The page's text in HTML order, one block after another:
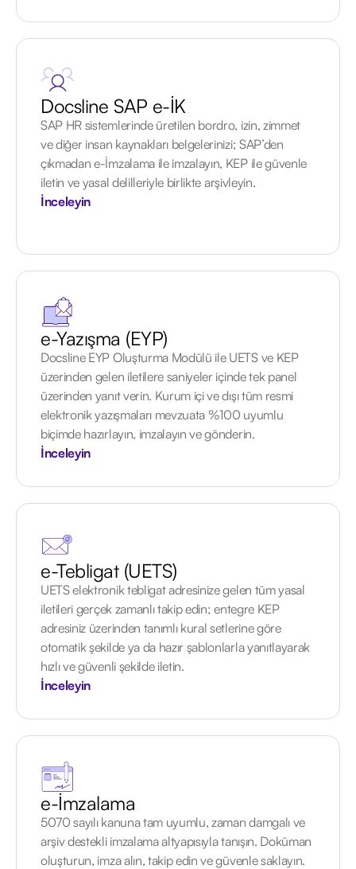
Docsline SAP e-İK
SAP HR sistemlerinde üretilen bordro, izin, zimmet
ve diğer insan kaynakları belgelerinizi; SAP’den
çıkmadan e-İmzalama ile imzalayın, KEP ile güvenle
iletin ve yasal delilleriyle birlikte arşivleyin.
İnceleyin
e-Yazışma (EYP)
Docsline EYP Oluşturma Modülü ile UETS ve KEP
üzerinden gelen iletilere saniyeler içinde tek panel
üzerinden yanıt verin. Kurum içi ve dışı tüm resmi
elektronik yazışmaları mevzuata %100 uyumlu
biçimde hazırlayın, imzalayın ve gönderin.
İnceleyin
e-Tebligat (UETS)
UETS elektronik tebligat adresinize gelen tüm yasal
iletileri gerçek zamanlı takip edin; entegre KEP
adresiniz üzerinden tanımlı kural setlerine göre
otomatik şekilde ya da hazır şablonlarla yanıtlayarak
hızlı ve güvenli şekilde iletin.
İnceleyin
e-İmzalama
5070 sayılı kanuna tam uyumlu, zaman damgalı ve
arşiv destekli imzalama altyapısıyla tanışın. Doküman
oluşturun, imza alın, takip edin ve güvenle saklayın.